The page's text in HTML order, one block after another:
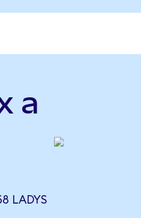
a
LADYS